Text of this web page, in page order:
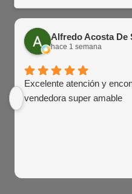
Alfredo Acosta De
hace 1 semana
Excelente atención y
vendedora super amable